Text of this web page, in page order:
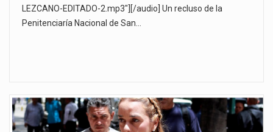
LEZCANO-EDITADO-2.mp3"][/audio] Un recluso de la
Penitenciaría Nacional de San…